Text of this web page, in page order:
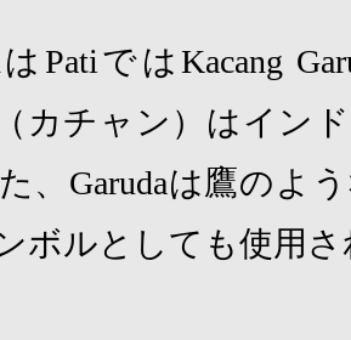
は PatiではKacang
（カチャン）はイン
、 Garudaは鷹のよ
ボルとしても使用